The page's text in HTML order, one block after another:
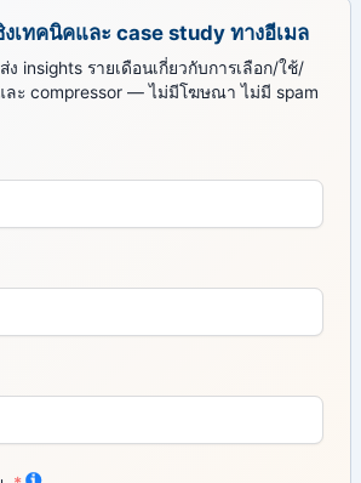
เทคนิคและ case study ทางอีเมล
ง insights รายเดือนเกี่ยวกับการเลือก/ใช้/
ละ compressor — ไม่มีโฆษณา ไม่มี spam